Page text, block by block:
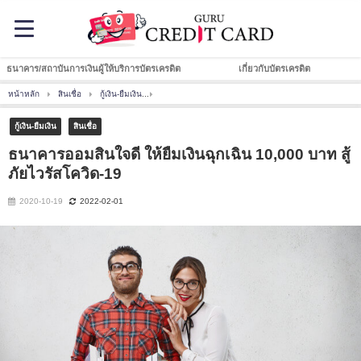
ธนาคาร/สถาบันการเงินผู้ให้บริการบัตรเครดิต เกี่ยวกับบัตรเครดิต
หน้าหลัก สินเชื่อ กู้เงิน-ยืมเงิน
กู้เงิน-ยืมเงิน สินเชื่อ
ธนาคารออมสินใจดี ให้ยืมเงินฉุกเฉิน 10,000 บาท สู้
ภัยไวรัสโควิด-19
2020-10-19 2022-02-01